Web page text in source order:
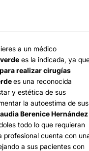
a un médico
es la indicada, ya
realizar cirugías
es una reconocida
y estética de sus
la autoestima de sus
Berenice Hernández
todo lo que requieran
profesional cuenta con
a sus pacientes con